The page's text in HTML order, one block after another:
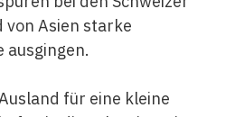
Asien starke
ausgingen.
für eine kleine